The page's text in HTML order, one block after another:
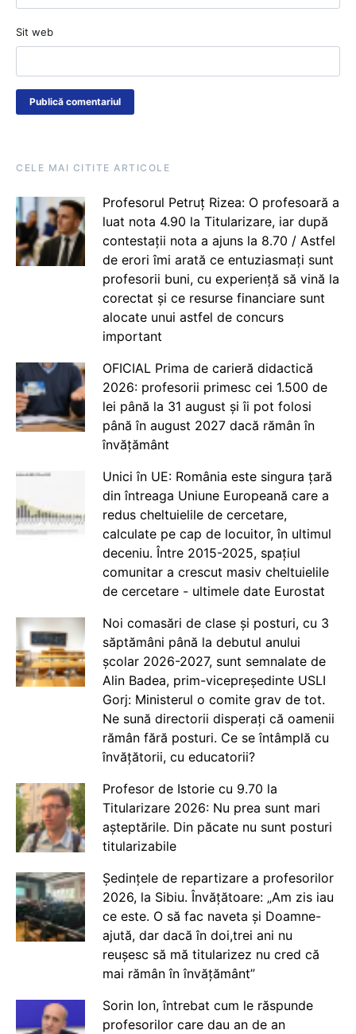
Sit web
CELE MAI CITITE ARTICOLE
Profesorul Petruț Rizea: O profesoară a
luat nota 4.90 la Titularizare, iar după
contestații nota a ajuns la 8.70 / Astfel
de erori îmi arată ce entuziasmați sunt
profesorii buni, cu experiență să vină la
corectat și ce resurse financiare sunt
alocate unui astfel de concurs
important
OFICIAL Prima de carieră didactică
2026: profesorii primesc cei 1.500 de
lei până la 31 august și îi pot folosi
până în august 2027 dacă rămân în
învățământ
Unici în UE: România este singura țară
din întreaga Uniune Europeană care a
redus cheltuielile de cercetare,
calculate pe cap de locuitor, în ultimul
deceniu. Între 2015-2025, spațiul
comunitar a crescut masiv cheltuielile
de cercetare - ultimele date Eurostat
Noi comasări de clase și posturi, cu 3
săptămâni până la debutul anului
școlar 2026-2027, sunt semnalate de
Alin Badea, prim-vicepreședinte USLI
Gorj: Ministerul o comite grav de tot.
Ne sună directorii disperați că oamenii
rămân fără posturi. Ce se întâmplă cu
învățătorii, cu educatorii?
Profesor de Istorie cu 9.70 la
Titularizare 2026: Nu prea sunt mari
așteptările. Din păcate nu sunt posturi
titularizabile
Ședințele de repartizare a profesorilor
2026, la Sibiu. Învățătoare: „Am zis iau
ce este. O să fac naveta și Doamne-
ajută, dar dacă în doi,trei ani nu
reușesc să mă titularizez nu cred că
mai rămân în învățământ”
Sorin Ion, întrebat cum le răspunde
profesorilor care dau an de an